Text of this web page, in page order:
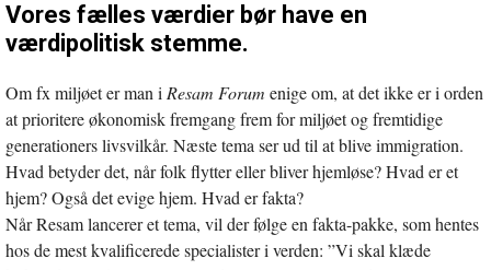
Vores fælles værdier bør have en
værdipolitisk stemme.
Om fx miljøet er man i Resam Forum enige om, at det ikke er i orden
at prioritere økonomisk fremgang frem for miljøet og fremtidige
generationers livsvilkår. Næste tema ser ud til at blive immigration.
Hvad betyder det, når folk flytter eller bliver hjemløse? Hvad er et
hjem? Også det evige hjem. Hvad er fakta?
Når Resam lancerer et tema, vil der følge en fakta-pakke, som hentes
hos de mest kvalificerede specialister i verden: ”Vi skal klæde